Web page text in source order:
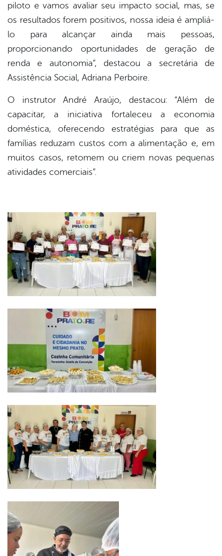
piloto e vamos avaliar seu impacto social, mas, se
os resultados forem positivos, nossa ideia é ampliá-
lo para alcançar ainda mais pessoas,
proporcionando oportunidades de geração de
renda e autonomia”, destacou a secretária de
Assistência Social, Adriana Perboire.
O instrutor André Araújo, destacou: “Além de
capacitar, a iniciativa fortaleceu a economia
doméstica, oferecendo estratégias para que as
famílias reduzam custos com a alimentação e, em
muitos casos, retomem ou criem novas pequenas
atividades comerciais”.